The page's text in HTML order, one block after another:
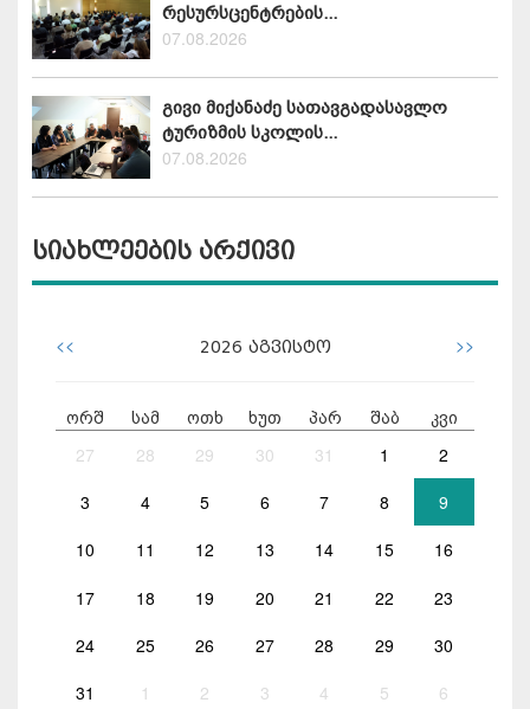
რესურსცენტრების...
07.08.2026
გივი მიქანაძე სათავგადასავლო
ტურიზმის სკოლის...
07.08.2026
სიახლეების არქივი
<< 2026 აგვისტო >>
ორშ სამ ოთხ ხუთ პარ შაბ კვი
27 28 29 30 31 1 2
3 4 5 6 7 8 9
10 11 12 13 14 15 16
17 18 19 20 21 22 23
24 25 26 27 28 29 30
31 1 2 3 4 5 6